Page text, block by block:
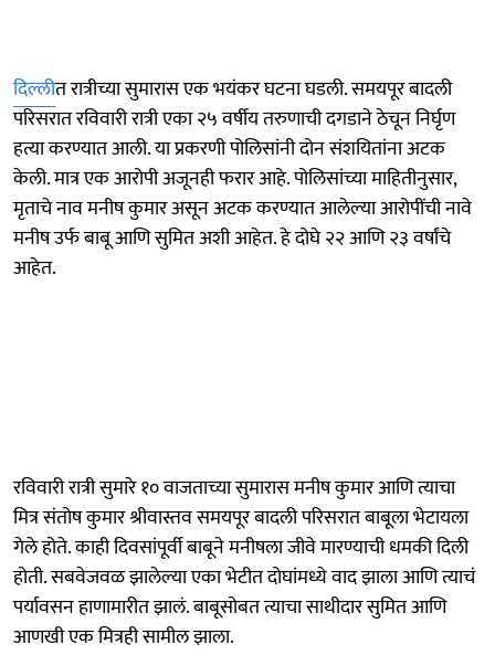
दिल्लीत रात्रीच्या सुमारास एक भयंकर घटना घडली. समयपूर बादली
परिसरात रविवारी रात्री एका २५ वर्षीय तरुणाची दगडाने ठेचून निर्घृण
हत्या करण्यात आली. या प्रकरणी पोलिसांनी दोन संशयितांना अटक
केली. मात्र एक आरोपी अजूनही फरार आहे. पोलिसांच्या माहितीनुसार,
मृताचे नाव मनीष कुमार असून अटक करण्यात आलेल्या आरोपींची नावे
मनीष उर्फ बाबू आणि सुमित अशी आहेत. हे दोघे २२ आणि २३ वर्षांचे
आहेत.
रविवारी रात्री सुमारे १० वाजताच्या सुमारास मनीष कुमार आणि त्याचा
मित्र संतोष कुमार श्रीवास्तव समयपूर बादली परिसरात बाबूला भेटायला
गेले होते. काही दिवसांपूर्वी बाबूने मनीषला जीवे मारण्याची धमकी दिली
होती. सबवेजवळ झालेल्या एका भेटीत दोघांमध्ये वाद झाला आणि त्याचं
पर्यावसन हाणामारीत झालं. बाबूसोबत त्याचा साथीदार सुमित आणि
आणखी एक मित्रही सामील झाला.